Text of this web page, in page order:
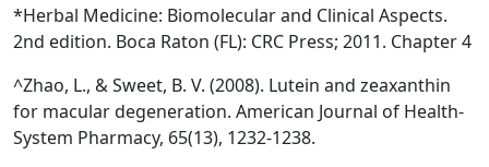
*Herbal Medicine: Biomolecular and Clinical Aspects.
2nd edition. Boca Raton (FL): CRC Press; 2011. Chapter 4
^Zhao, L., & Sweet, B. V. (2008). Lutein and zeaxanthin
for macular degeneration. American Journal of Health-
System Pharmacy, 65(13), 1232-1238.